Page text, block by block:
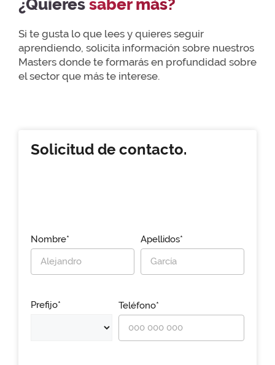
¿Quieressaber más?
Si te gusta lo que lees y quieres seguir
aprendiendo, solicita información sobre nuestros
Masters donde te formarás en profundidad sobre
el sector que más te interese.
Solicitud de contacto.
Nombre* Apellidos*
Prefijo* Teléfono*